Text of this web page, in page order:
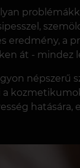
eredmény, a
át - mindez
népszerű